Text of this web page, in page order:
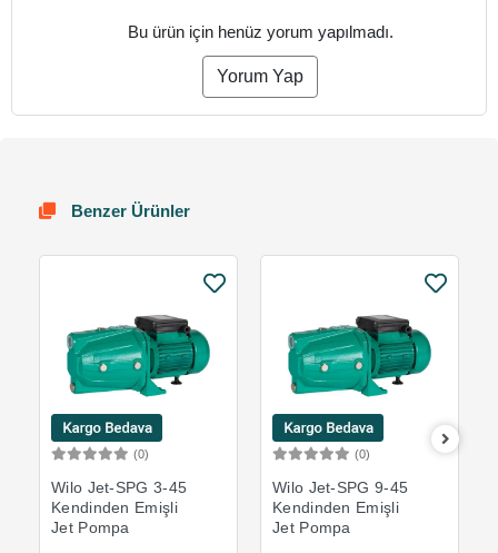
Bu ürün için henüz yorum yapılmadı.
Yorum Yap
Benzer Ürünler
(0)
Wilo Jet-SPG 3-45
Kendinden Emişli
Jet Pompa
(0)
Wilo Jet-SPG 9-45
Kendinden Emişli
Jet Pompa